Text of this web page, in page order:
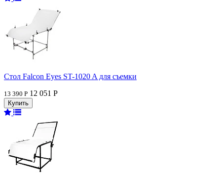
Стол Falcon Eyes ST-1020 A для съемки
13 390 Р 12 051 Р